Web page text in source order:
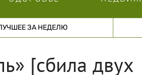
ЗА НЕДЕЛЮ
[сбила двух